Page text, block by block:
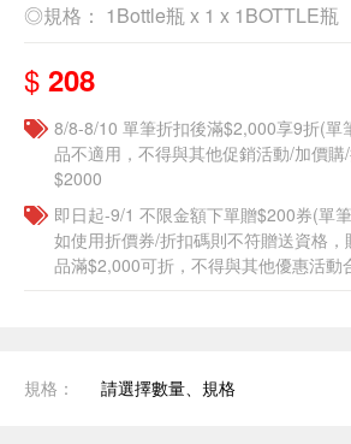
◎規格： 1Bottle瓶 x 1 x 1BOTTLE瓶
$ 208
8/8-8/10 單筆折扣後滿$2,000享9折(單
品不適用，不得與其他促銷活動/加價
$2000
即日起-9/1 不限金額下單贈$200券(單
如使用折價券/折扣碼則不符贈送資格
品滿$2,000可折，不得與其他優惠活動
規格： 請選擇數量、規格